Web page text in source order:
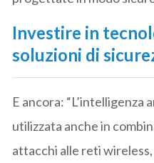
Investire in
soluzioni di
E ancora: “L’intelligenza
utilizzata anche in
attacchi alle reti